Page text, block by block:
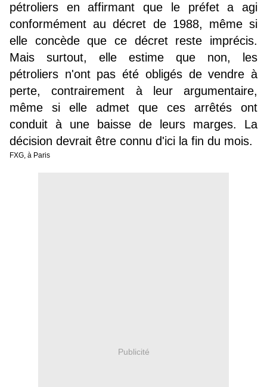
pétroliers en affirmant que le préfet a agi
conformément au décret de 1988, même si
elle concède que ce décret reste imprécis.
Mais surtout, elle estime que non, les
pétroliers n'ont pas été obligés de vendre à
perte, contrairement à leur argumentaire,
même si elle admet que ces arrêtés ont
conduit à une baisse de leurs marges. La
décision devrait être connu d'ici la fin du mois.
FXG, à Paris
Publicité